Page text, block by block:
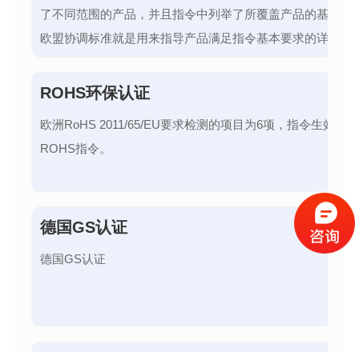
了不同范围的产品，并且指令中列举了所覆盖产品的基本要
欧盟协调标准就是用来指导产品满足指令基本要求的详细技
ROHS环保认证
欧洲RoHS 2011/65/EU要求检测的项目为6项，指令生效为
ROHS指令。
德国GS认证
德国GS认证